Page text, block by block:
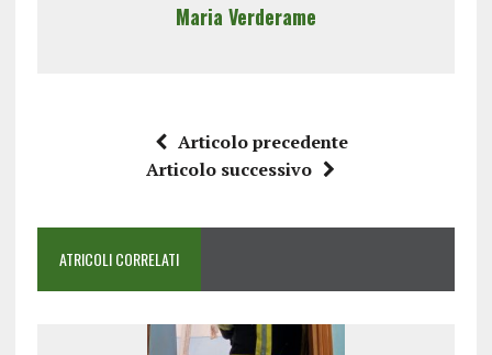
Maria Verderame
Articolo precedente
Articolo successivo
ATRICOLI CORRELATI